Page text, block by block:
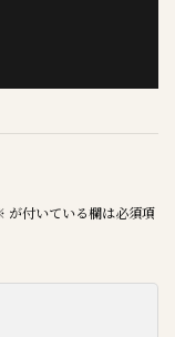
が付いている欄は必須項